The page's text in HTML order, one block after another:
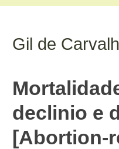
Gil de
declinio e
[Abortion-